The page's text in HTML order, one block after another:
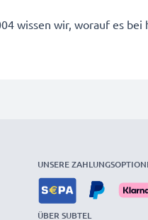
wissen wir, worauf es
UNSERE
ÜBER SUBTEL